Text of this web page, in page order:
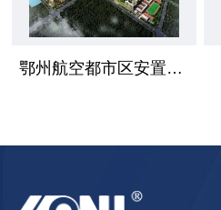
鄂州航空都市区安置小区